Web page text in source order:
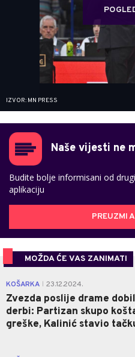
IZVOR: MN PRESS
Naše vijesti ne
Budite bolje informisani od
aplikaciju
PREUZMI
MOŽDA ĆE VAS ZANIMATI
KOŠARKA 23.12.2024.
Zvezda poslije drame
derbi: Partizan skupo
greške, Kalinić stavio